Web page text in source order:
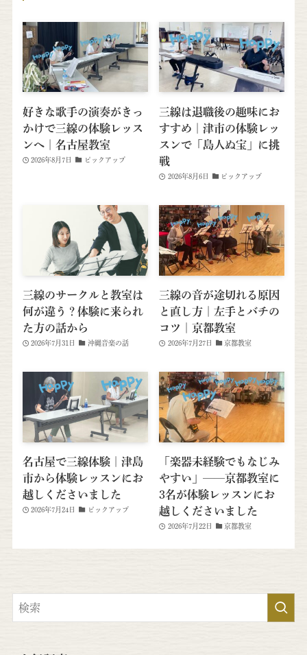
好きな歌手の演奏がきっ
かけで三線の体験レッス
ンへ｜名古屋教室
2026年8月7日 ピックアップ
三線は退職後の趣味にお
すすめ｜津市の体験レッ
スンで「島人ぬ宝」に挑
戦
2026年8月6日 ピックアップ
三線のサークルと教室は
何が違う？体験に来られ
た方の話から
2026年7月31日 沖縄音楽の話
三線の音が途切れる原因
と直し方｜左手とバチの
コツ｜京都教室
2026年7月27日 京都教室
名古屋で三線体験｜津島
市から体験レッスンにお
越しくださいました
2026年7月24日 ピックアップ
「楽器未経験でもなじみ
やすい」──京都教室に
3名が体験レッスンにお
越しくださいました
2026年7月22日 京都教室